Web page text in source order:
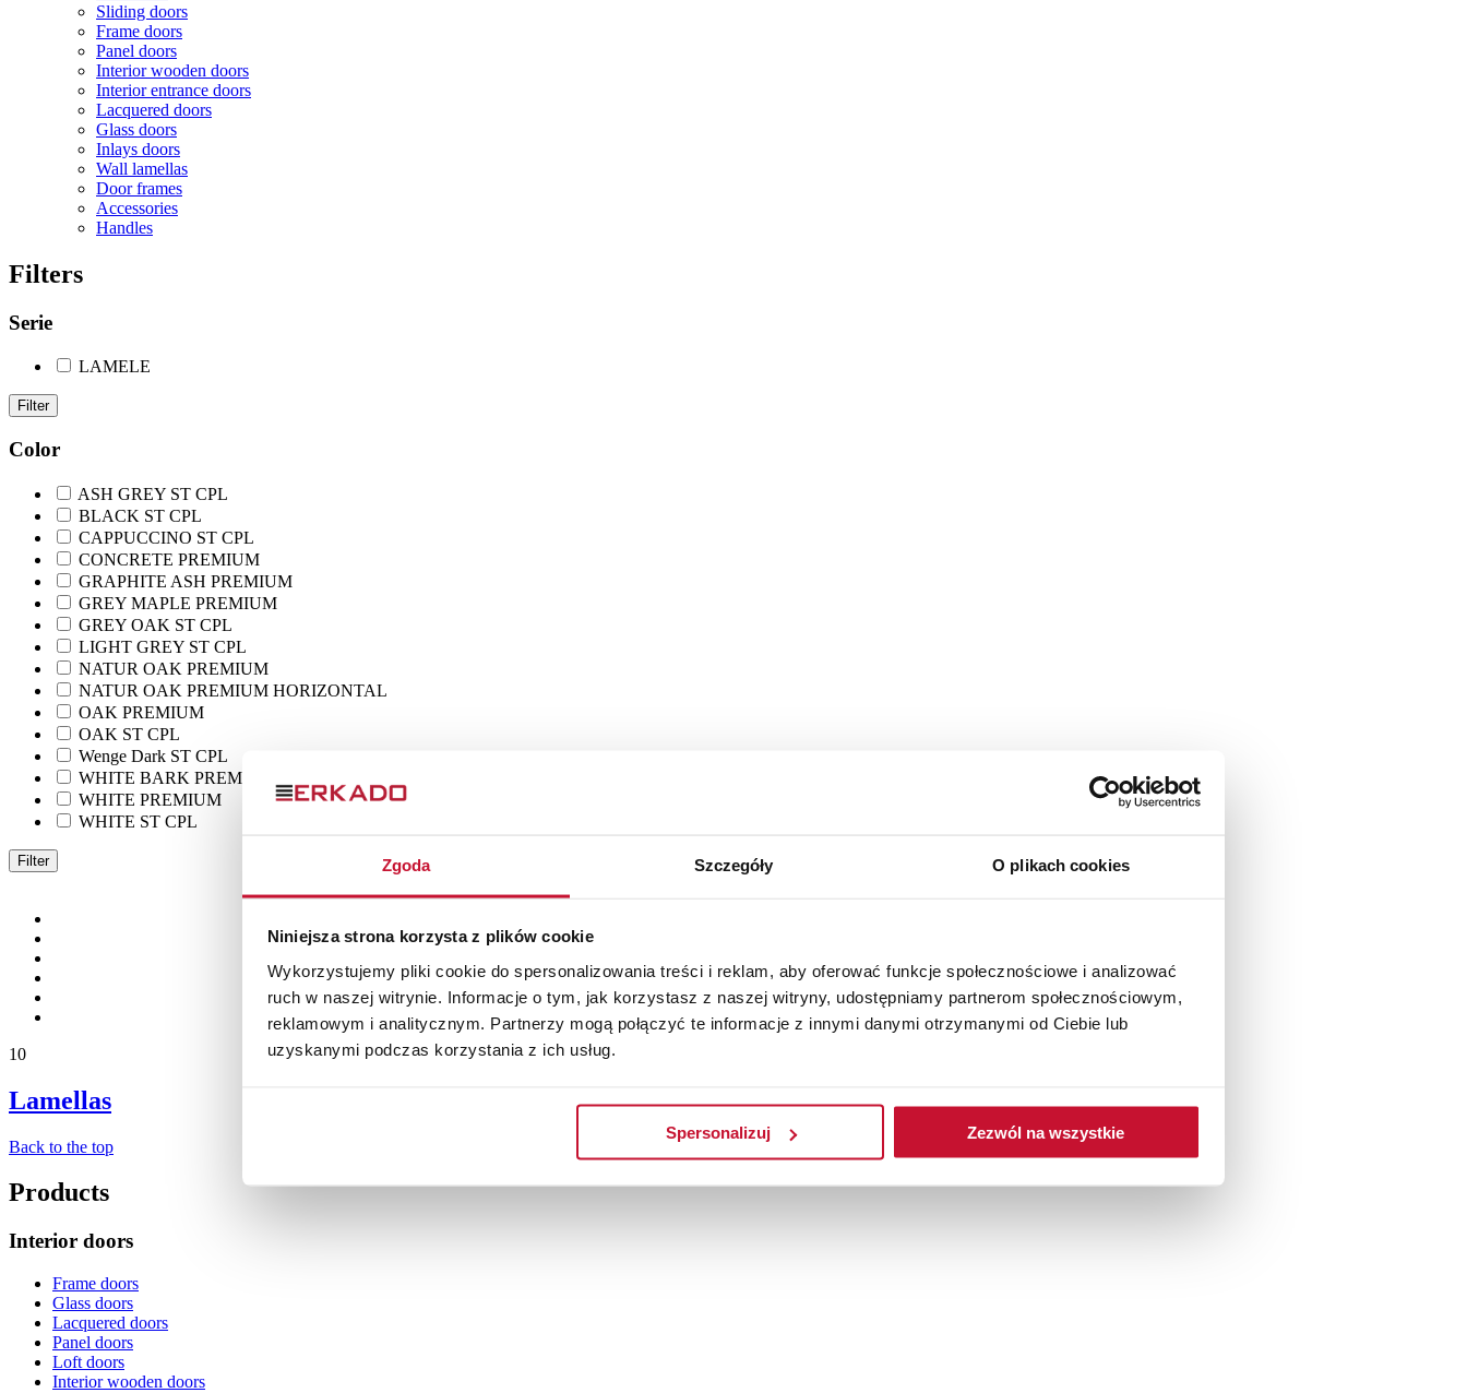
Zgoda Szczegóły O plikach cookies
Niniejsza strona korzysta z plików cookie
Wykorzystujemy pliki cookie do spersonalizowania treści i reklam, aby oferować funkcje społecznościowe i analizować
ruch w naszej witrynie. Informacje o tym, jak korzystasz z naszej witryny, udostępniamy partnerom społecznościowym,
reklamowym i analitycznym. Partnerzy mogą połączyć te informacje z innymi danymi otrzymanymi od Ciebie lub
uzyskanymi podczas korzystania z ich usług.
Spersonalizuj Zezwól na wszystkie
Sliding doors
Frame doors
Panel doors
Interior wooden doors
Interior entrance doors
Lacquered doors
Glass doors
Inlays doors
Wall lamellas
Door frames
Accessories
Handles
Filters
Serie
LAMELE
Filter
Color
ASH GREY ST CPL
BLACK ST CPL
CAPPUCCINO ST CPL
CONCRETE PREMIUM
GRAPHITE ASH PREMIUM
GREY MAPLE PREMIUM
GREY OAK ST CPL
LIGHT GREY ST CPL
NATUR OAK PREMIUM
NATUR OAK PREMIUM HORIZONTAL
OAK PREMIUM
OAK ST CPL
Wenge Dark ST CPL
WHITE BARK PREMIUM
WHITE PREMIUM
WHITE ST CPL
Filter
10
Lamellas
Back to the top
Products
Interior doors
Frame doors
Glass doors
Lacquered doors
Panel doors
Loft doors
Interior wooden doors